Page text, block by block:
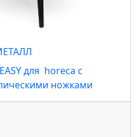
для horeca с
ножками